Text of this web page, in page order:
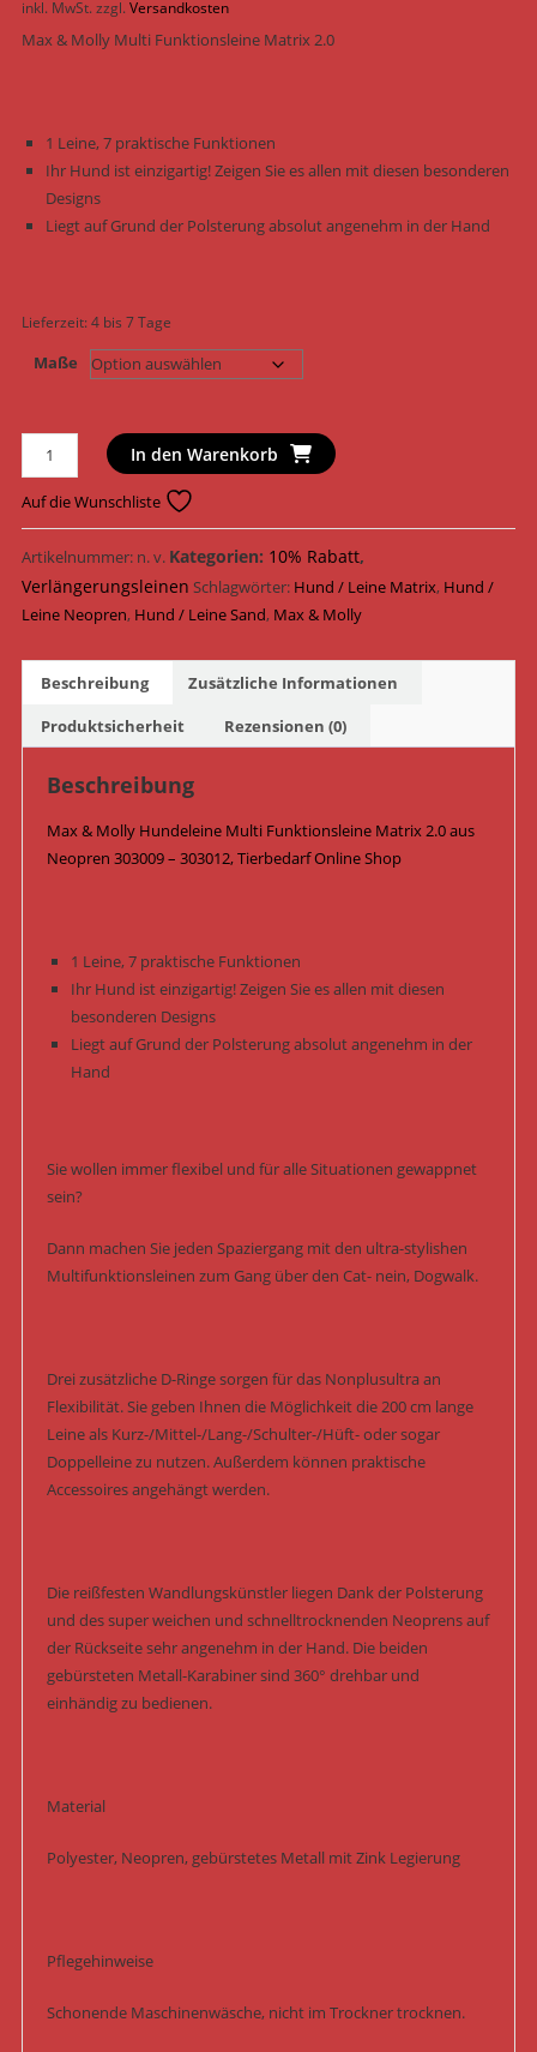
inkl. MwSt. zzgl. Versandkosten
Max & Molly Multi Funktionsleine Matrix 2.0
1 Leine, 7 praktische Funktionen
Ihr Hund ist einzigartig! Zeigen Sie es allen mit diesen besonderen
Designs
Liegt auf Grund der Polsterung absolut angenehm in der Hand
Lieferzeit:4 bis 7 Tage
Maße
Max
&
Molly
Hundeleine
Multi
Funktionsleine
Matrix
Neopren
303009
303012
Menge
In den Warenkorb
Auf die Wunschliste
Artikelnummer: n. v. Kategorien: 10% Rabatt,
Verlängerungsleinen Schlagwörter: Hund / Leine Matrix, Hund /
Leine Neopren, Hund / Leine Sand, Max & Molly
Beschreibung
Zusätzliche Informationen
Produktsicherheit
Rezensionen (0)
Beschreibung
Max & Molly Hundeleine Multi Funktionsleine Matrix 2.0 aus
Neopren 303009 – 303012, Tierbedarf Online Shop
1 Leine, 7 praktische Funktionen
Ihr Hund ist einzigartig! Zeigen Sie es allen mit diesen
besonderen Designs
Liegt auf Grund der Polsterung absolut angenehm in der
Hand
Sie wollen immer flexibel und für alle Situationen gewappnet
sein?
Dann machen Sie jeden Spaziergang mit den ultra-stylishen
Multifunktionsleinen zum Gang über den Cat- nein, Dogwalk.
Drei zusätzliche D-Ringe sorgen für das Nonplusultra an
Flexibilität. Sie geben Ihnen die Möglichkeit die 200 cm lange
Leine als Kurz-/Mittel-/Lang-/Schulter-/Hüft- oder sogar
Doppelleine zu nutzen. Außerdem können praktische
Accessoires angehängt werden.
Die reißfesten Wandlungskünstler liegen Dank der Polsterung
und des super weichen und schnelltrocknenden Neoprens auf
der Rückseite sehr angenehm in der Hand. Die beiden
gebürsteten Metall-Karabiner sind 360° drehbar und
einhändig zu bedienen.
Material
Polyester, Neopren, gebürstetes Metall mit Zink Legierung
Pflegehinweise
Schonende Maschinenwäsche, nicht im Trockner trocknen.